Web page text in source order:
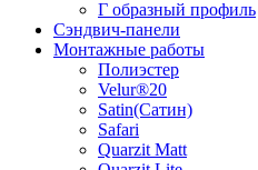
Г образный профиль
Сэндвич-панели
Монтажные работы
Полиэстер
Velur®20
Satin(Сатин)
Safari
Quarzit Matt